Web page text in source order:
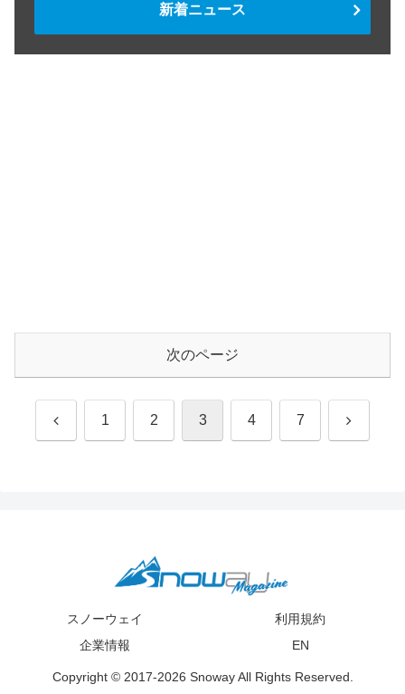
新着ニュース
次のページ
前 1 2 3 4 7 次
スノーウェイ
利用規約
企業情報
EN
Copyright © 2017-2026 Snoway All Rights Reserved.